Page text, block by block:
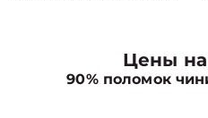
Цены на
90% поломок